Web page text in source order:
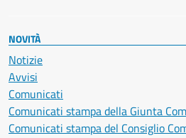
NOVITÀ
Notizie
Avvisi
Comunicati
Comunicati stampa della Giunta
Comunicati stampa del Consiglio